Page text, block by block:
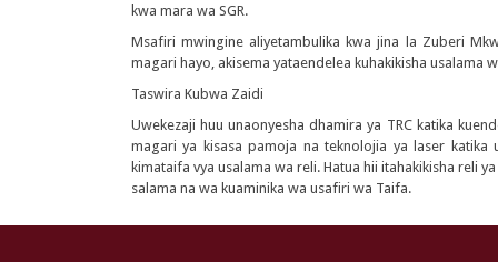
kwa mara wa SGR.
Msafiri mwingine aliyetambulika kwa jina la Zuberi
magari hayo, akisema yataendelea kuhakikisha usalama
Taswira Kubwa Zaidi
Uwekezaji huu unaonyesha dhamira ya TRC katika
magari ya kisasa pamoja na teknolojia ya laser katika
kimataifa vya usalama wa reli. Hatua hii itahakikisha reli
salama na wa kuaminika wa usafiri wa Taifa.